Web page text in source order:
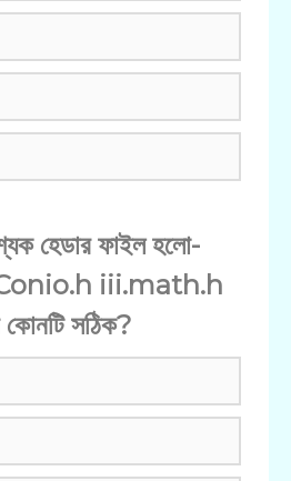
হেডার ফাইল হলো-
iii.math.h
কোনটি সঠিক?